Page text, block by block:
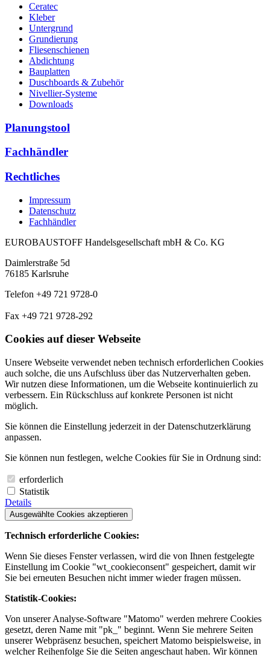
Ceratec
Kleber
Untergrund
Grundierung
Fliesenschienen
Abdichtung
Bauplatten
Duschboards & Zubehör
Nivellier-Systeme
Downloads
Planungstool
Fachhändler
Rechtliches
Impressum
Datenschutz
Fachhändler
EUROBAUSTOFF Handelsgesellschaft mbH & Co. KG
Daimlerstraße 5d
76185 Karlsruhe
Telefon +49 721 9728-0
Fax +49 721 9728-292
Cookies auf dieser Webseite
Unsere Webseite verwendet neben technisch erforderlichen Cookies
auch solche, die uns Aufschluss über das Nutzerverhalten geben.
Wir nutzen diese Informationen, um die Webseite kontinuierlich zu
verbessern. Ein Rückschluss auf konkrete Personen ist nicht
möglich.
Sie können die Einstellung jederzeit in der Datenschutzerklärung
anpassen.
Sie können nun festlegen, welche Cookies für Sie in Ordnung sind:
erforderlich
Statistik
Details
Ausgewählte Cookies akzeptieren
Technisch erforderliche Cookies:
Wenn Sie dieses Fenster verlassen, wird die von Ihnen festgelegte
Einstellung im Cookie "wt_cookieconsent" gespeichert, damit wir
Sie bei erneuten Besuchen nicht immer wieder fragen müssen.
Statistik-Cookies:
Von unserer Analyse-Software "Matomo" werden mehrere Cookies
gesetzt, deren Name mit "pk_" beginnt. Wenn Sie mehrere Seiten
unserer Webpräsenz besuchen, speichert Matomo beispielsweise, in
welcher Reihenfolge Sie die Seiten angeschaut haben. Wir können